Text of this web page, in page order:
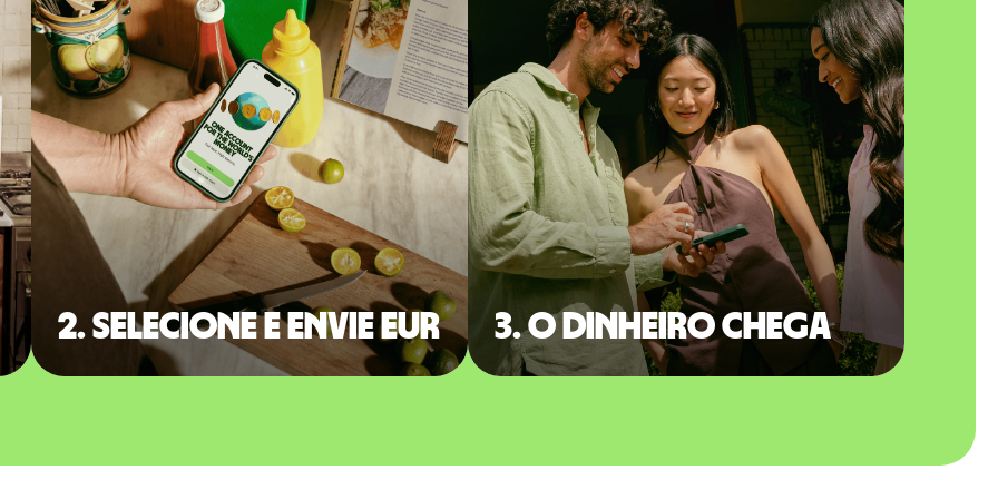
2. Selecione e envie EUR 3. O dinheiro chega